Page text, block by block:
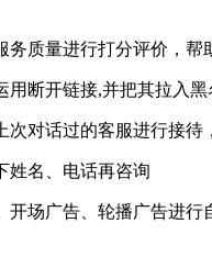
务质量进行打分评价，帮
断开链接,并把其拉入
对话过的客服进行接待
姓名、电话再咨询
场广告、轮播广告进行